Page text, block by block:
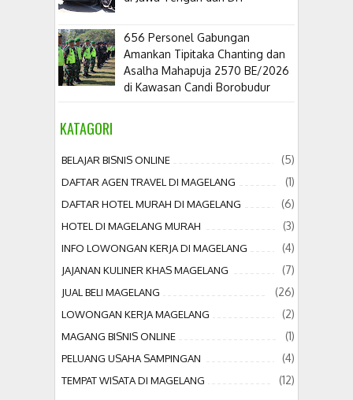
656 Personel Gabungan
Amankan Tipitaka Chanting dan
Asalha Mahapuja 2570 BE/2026
di Kawasan Candi Borobudur
KATAGORI
BELAJAR BISNIS ONLINE (5)
DAFTAR AGEN TRAVEL DI MAGELANG (1)
DAFTAR HOTEL MURAH DI MAGELANG (6)
HOTEL DI MAGELANG MURAH (3)
INFO LOWONGAN KERJA DI MAGELANG (4)
JAJANAN KULINER KHAS MAGELANG (7)
JUAL BELI MAGELANG (26)
LOWONGAN KERJA MAGELANG (2)
MAGANG BISNIS ONLINE (1)
PELUANG USAHA SAMPINGAN (4)
TEMPAT WISATA DI MAGELANG (12)